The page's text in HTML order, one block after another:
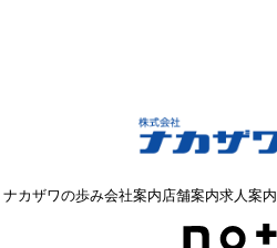
ナカザワの歩み会社案内店舗案内求人案内